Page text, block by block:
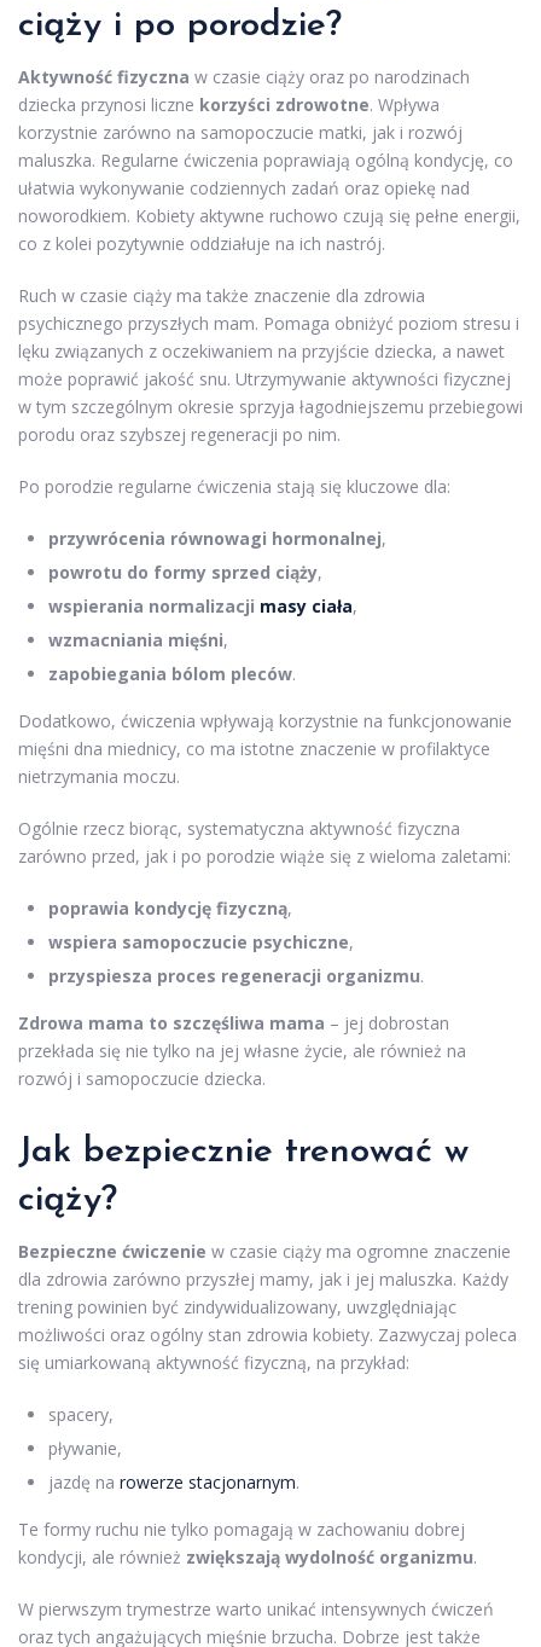
ciąży i po porodzie?
Aktywność fizyczna w czasie ciąży oraz po narodzinach
dziecka przynosi liczne korzyści zdrowotne. Wpływa
korzystnie zarówno na samopoczucie matki, jak i rozwój
maluszka. Regularne ćwiczenia poprawiają ogólną kondycję, co
ułatwia wykonywanie codziennych zadań oraz opiekę nad
noworodkiem. Kobiety aktywne ruchowo czują się pełne energii,
co z kolei pozytywnie oddziałuje na ich nastrój.
Ruch w czasie ciąży ma także znaczenie dla zdrowia
psychicznego przyszłych mam. Pomaga obniżyć poziom stresu i
lęku związanych z oczekiwaniem na przyjście dziecka, a nawet
może poprawić jakość snu. Utrzymywanie aktywności fizycznej
w tym szczególnym okresie sprzyja łagodniejszemu przebiegowi
porodu oraz szybszej regeneracji po nim.
Po porodzie regularne ćwiczenia stają się kluczowe dla:
przywrócenia równowagi hormonalnej,
powrotu do formy sprzed ciąży,
wspierania normalizacji masy ciała,
wzmacniania mięśni,
zapobiegania bólom pleców.
Dodatkowo, ćwiczenia wpływają korzystnie na funkcjonowanie
mięśni dna miednicy, co ma istotne znaczenie w profilaktyce
nietrzymania moczu.
Ogólnie rzecz biorąc, systematyczna aktywność fizyczna
zarówno przed, jak i po porodzie wiąże się z wieloma zaletami:
poprawia kondycję fizyczną,
wspiera samopoczucie psychiczne,
przyspiesza proces regeneracji organizmu.
Zdrowa mama to szczęśliwa mama – jej dobrostan
przekłada się nie tylko na jej własne życie, ale również na
rozwój i samopoczucie dziecka.
Jak bezpiecznie trenować w
ciąży?
Bezpieczne ćwiczenie w czasie ciąży ma ogromne znaczenie
dla zdrowia zarówno przyszłej mamy, jak i jej maluszka. Każdy
trening powinien być zindywidualizowany, uwzględniając
możliwości oraz ogólny stan zdrowia kobiety. Zazwyczaj poleca
się umiarkowaną aktywność fizyczną, na przykład:
spacery,
pływanie,
jazdę na rowerze stacjonarnym.
Te formy ruchu nie tylko pomagają w zachowaniu dobrej
kondycji, ale również zwiększają wydolność organizmu.
W pierwszym trymestrze warto unikać intensywnych ćwiczeń
oraz tych angażujących mięśnie brzucha. Dobrze jest także